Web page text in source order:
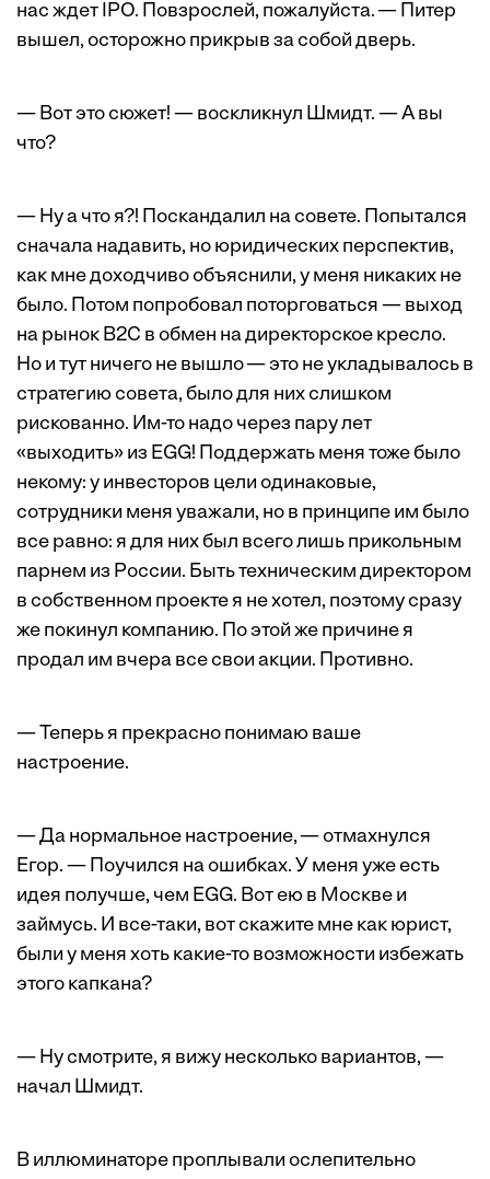
нас ждет IPO. Повзрослей, пожалуйста. — Питер
вышел, осторожно прикрыв за собой дверь.
— Вот это сюжет! — воскликнул Шмидт. — А вы
что?
— Ну а что я?! Поскандалил на совете. Попытался
сначала надавить, но юридических перспектив,
как мне доходчиво объяснили, у меня никаких не
было. Потом попробовал поторговаться — выход
на рынок B2C в обмен на директорское кресло.
Но и тут ничего не вышло — это не укладывалось в
стратегию совета, было для них слишком
рискованно. Им-то надо через пару лет
«выходить» из EGG! Поддержать меня тоже было
некому: у инвесторов цели одинаковые,
сотрудники меня уважали, но в принципе им было
все равно: я для них был всего лишь прикольным
парнем из России. Быть техническим директором
в собственном проекте я не хотел, поэтому сразу
же покинул компанию. По этой же причине я
продал им вчера все свои акции. Противно.
— Теперь я прекрасно понимаю ваше
настроение.
— Да нормальное настроение, — отмахнулся
Егор. — Поучился на ошибках. У меня уже есть
идея получше, чем EGG. Вот ею в Москве и
займусь. И все-таки, вот скажите мне как юрист,
были у меня хоть какие-то возможности избежать
этого капкана?
— Ну смотрите, я вижу несколько вариантов, —
начал Шмидт.
В иллюминаторе проплывали ослепительно